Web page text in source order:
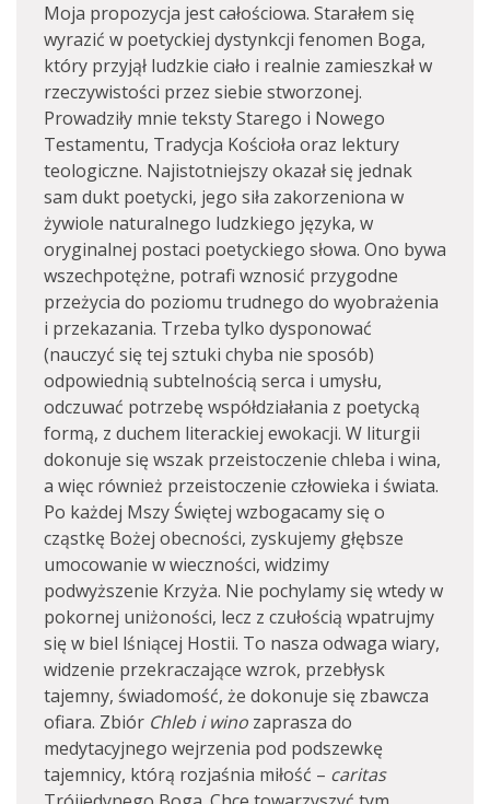
Moja propozycja jest całościowa. Starałem się
wyrazić w poetyckiej dystynkcji fenomen Boga,
który przyjął ludzkie ciało i realnie zamieszkał w
rzeczywistości przez siebie stworzonej.
Prowadziły mnie teksty Starego i Nowego
Testamentu, Tradycja Kościoła oraz lektury
teologiczne. Najistotniejszy okazał się jednak
sam dukt poetycki, jego siła zakorzeniona w
żywiole naturalnego ludzkiego języka, w
oryginalnej postaci poetyckiego słowa. Ono bywa
wszechpotężne, potrafi wznosić przygodne
przeżycia do poziomu trudnego do wyobrażenia
i przekazania. Trzeba tylko dysponować
(nauczyć się tej sztuki chyba nie sposób)
odpowiednią subtelnością serca i umysłu,
odczuwać potrzebę współdziałania z poetycką
formą, z duchem literackiej ewokacji. W liturgii
dokonuje się wszak przeistoczenie chleba i wina,
a więc również przeistoczenie człowieka i świata.
Po każdej Mszy Świętej wzbogacamy się o
cząstkę Bożej obecności, zyskujemy głębsze
umocowanie w wieczności, widzimy
podwyższenie Krzyża. Nie pochylamy się wtedy w
pokornej uniżoności, lecz z czułością wpatrujmy
się w biel lśniącej Hostii. To nasza odwaga wiary,
widzenie przekraczające wzrok, przebłysk
tajemny, świadomość, że dokonuje się zbawcza
ofiara. Zbiór Chleb i wino zaprasza do
medytacyjnego wejrzenia pod podszewkę
tajemnicy, którą rozjaśnia miłość – caritas